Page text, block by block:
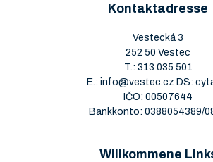
Kontaktadresse
Vestecká 3
252 50 Vestec
T.: 313 035 501
E.: info@vestec.cz DS:
IČO: 00507644
Bankkonto: 0388054389/
Willkommene